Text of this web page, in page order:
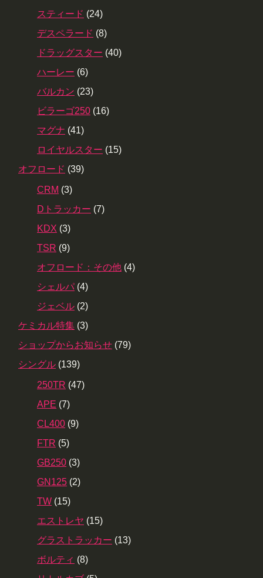
スティード (24)
デスペラード (8)
ドラッグスター (40)
ハーレー (6)
バルカン (23)
ビラーゴ250 (16)
マグナ (41)
ロイヤルスター (15)
オフロード (39)
CRM (3)
Dトラッカー (7)
KDX (3)
TSR (9)
オフロード：その他 (4)
シェルパ (4)
ジェベル (2)
ケミカル特集 (3)
ショップからお知らせ (79)
シングル (139)
250TR (47)
APE (7)
CL400 (9)
FTR (5)
GB250 (3)
GN125 (2)
TW (15)
エストレヤ (15)
グラストラッカー (13)
ボルティ (8)